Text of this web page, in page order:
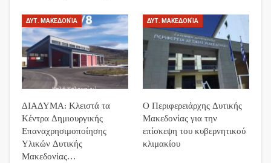
ΔΥΤ. ΜΑΚΕΔΟΝΊΑ
ΔΙΑΔΥΜΑ: Κλειστά τα
Κέντρα Δημιουργικής
Επαναχρησιμοποίησης
Υλικών Δυτικής
Μακεδονίας…
ΔΥΤ. ΜΑΚΕΔΟΝΊΑ
Ο Περιφερειάρχης Δυτικής
Μακεδονίας για την
επίσκεψη του κυβερνητικού
κλιμακίου